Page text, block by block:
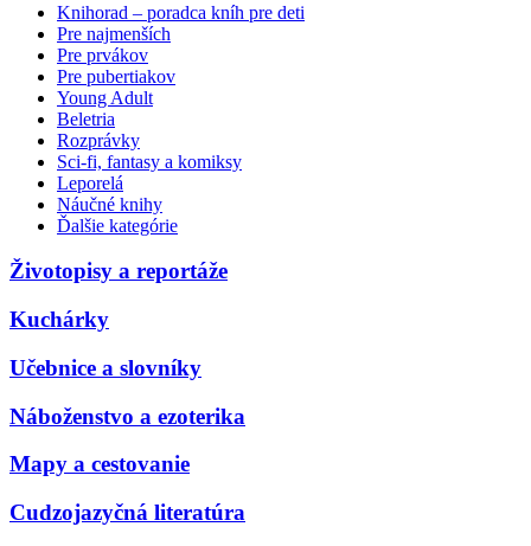
Knihorad – poradca kníh pre deti
Pre najmenších
Pre prvákov
Pre pubertiakov
Young Adult
Beletria
Rozprávky
Sci-fi, fantasy a komiksy
Leporelá
Náučné knihy
Ďalšie kategórie
Životopisy a reportáže
Kuchárky
Učebnice a slovníky
Náboženstvo a ezoterika
Mapy a cestovanie
Cudzojazyčná literatúra